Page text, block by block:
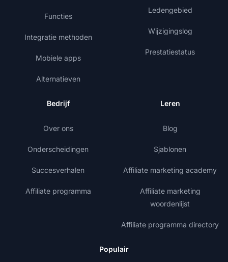
Functies
Integratie methoden
Mobiele apps
Alternatieven
Ledengebied
Wijzigingslog
Prestatiestatus
Bedrijf
Over ons
Onderscheidingen
Succesverhalen
Affiliate programma
Leren
Blog
Sjablonen
Affiliate marketing academy
Affiliate marketing
woordenlijst
Affiliate programma directory
Populair